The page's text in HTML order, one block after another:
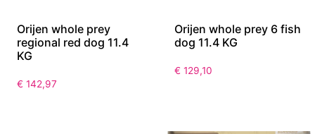
Orijen whole prey
regional red dog 11.4
KG
€ 142,97
Orijen whole prey 6 fish
dog 11.4 KG
€ 129,10